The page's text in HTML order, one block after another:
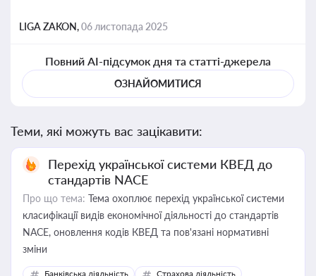
LIGA ZAKON,06 листопада 2025
Повний AI-підсумок дня та статті-джерела
ОЗНАЙОМИТИСЯ
Теми, які можуть вас зацікавити:
Перехід української системи КВЕД до
стандартів NACE
Про що тема: Тема охоплює перехід української системи
класифікації видів економічної діяльності до стандартів
NACE, оновлення кодів КВЕД та пов'язані нормативні
зміни
Банківська діяльність Страхова діяльність